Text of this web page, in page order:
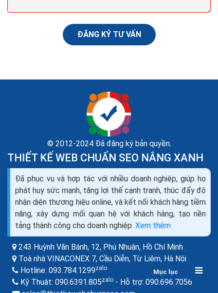
Mục lục
Hướng dẫn marketing tìm kiếm khách hàng cho
Cho đến thời gian gần đây, các công ty dịch vụ vẫn tụt
hậu so trong việc sử dụng marketing. Nhiều Công ty
dịch vụ nhỏ nên không sử dụng cách quản trị...
ĐĂNG KÝ TƯ VẤN
© 2012-2024 Đã đăng ký bản quyền.
THIẾT KẾ WEB CHUẨN SEO NẮNG XANH
Đã phục vụ và hợp tác với nhiều doanh nghiệp, giúp họ
phát huy sức mạnh, tăng lợi thế cạnh tranh, thúc đẩy độ
nhận diện thương hiệu online, và kết nối khách hàng tiềm
năng, xây dựng mối quan hệ với khách hàng, tạo nền
tảng thành công cho doanh nghiệp. Xem thêm
243 Huỳnh Văn Bánh, 12, Phú Nhuận, Hồ Chí Minh
Toà nhà VINACONEX 7, Cầu Diễn, Từ Liêm, Hà Nội
Hotline: 093.784.1299zalo
Kỹ Thuật: 090.6391.805zalo - Hỗ trợ: 090.696.7056